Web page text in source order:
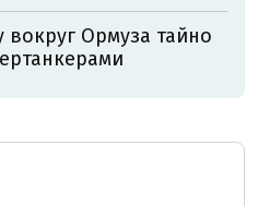
Ормуза тайно